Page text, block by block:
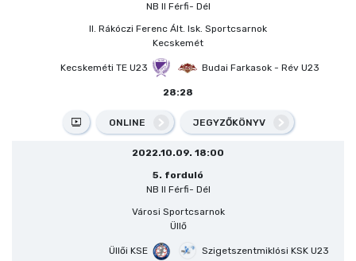
NB II Férfi- Dél
II. Rákóczi Ferenc Ált. Isk. Sportcsarnok
Kecskemét
Kecskeméti TE U23 Budai Farkasok - Rév U23
28:28
ONLINE JEGYZŐKÖNYV
2022.10.09. 18:00
5. forduló
NB II Férfi- Dél
Városi Sportcsarnok
Üllő
Üllői KSE Szigetszentmiklósi KSK U23